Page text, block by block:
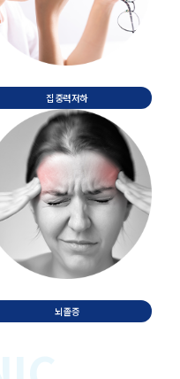
집중력저하
뇌졸증